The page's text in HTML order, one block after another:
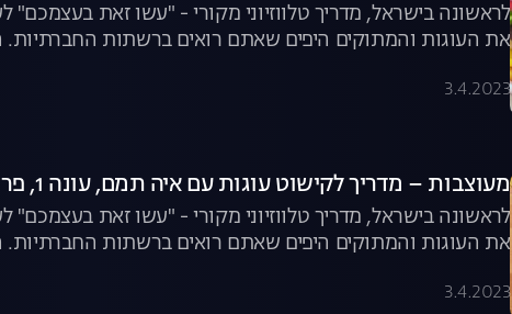
לראשונה בישראל, מדריך טלווזיוני מקורי - "עשו זאת
את העוגות והמתוקים היפים שאתם רואים ברשתות
המבורגרים ועוד.
3.4.2023
מעוצבות – מדריך לקישוט עוגות עם איה תמם, עונה 1, פרק 6: ירוק
לראשונה בישראל, מדריך טלווזיוני מקורי - "עשו זאת
את העוגות והמתוקים היפים שאתם רואים ברשתות החברתיות. הפעם: עוגת בצורת עציץ, קאפקייקס
3.4.2023